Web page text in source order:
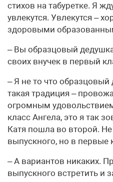
стихов на табуретке. Я
увлекутся. Увлекутся –
здоровыми
– Вы образцовый
своих внучек в первый
– Я не то что образцовый
такая традиция –
огромным
класс Ангела, это я так
Катя пошла во второй.
выпускного, но в первые
– А вариантов никаких.
выпускного встретить и